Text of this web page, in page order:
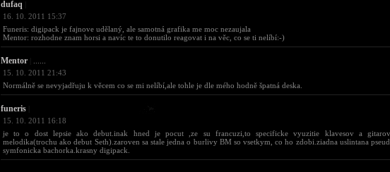
dufaq
16. 10. 2011 15:37
Funeris: digipack je fajnove udělaný, ale samotná grafika me moc nezaujala
Mentor: rozhodne znam horsi a navíc te to donutilo reagovat i na věc, co se ti nelíbí:-)
Mentor
15. 10. 2011 21:43
Normálně se nevyjadřuju k věcem co se mi nelíbí,ale tohle je dle mého hodně špatná deska.
funeris
15. 10. 2011 16:18
je to o dost lepsie ako debut.inak hned je pocut ,ze su francuzi,to specificke vyuzitie klavesov a
melodika(trochu ako debut Seth).zaroven sa stale jedna o burlivy BM so vsetkym, co ho zdobi.ziadna uslintana
symfonicka bachorka.krasny digipack.